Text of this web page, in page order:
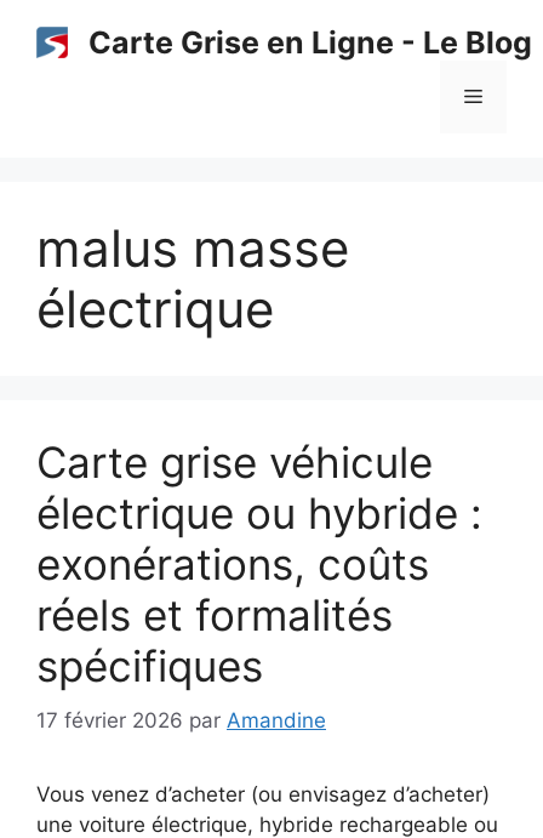
Carte Grise en Ligne - Le Blog
Menu
malus masse
électrique
Carte grise véhicule
électrique ou hybride :
exonérations, coûts
réels et formalités
spécifiques
17 février 2026 par Amandine
Vous venez d’acheter (ou envisagez d’acheter)
une voiture électrique, hybride rechargeable ou